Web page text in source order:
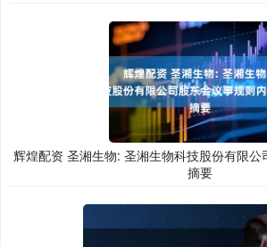
辉煌配资 圣湘生物: 圣湘生物科技股份有限公
摘要